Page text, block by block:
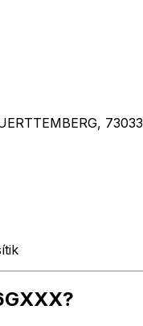
73033